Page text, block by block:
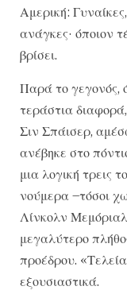
Αμερική:
ανάγκες· όποιον
βρίσει.
Παρά το γεγονός,
τεράστια
Σιν Σπάισερ,
ανέβηκε στο
μια λογική τρεις
νούμερα –τόσοι
Λίνκολν
μεγαλύτερο
προέδρου.
εξουσιαστικά.